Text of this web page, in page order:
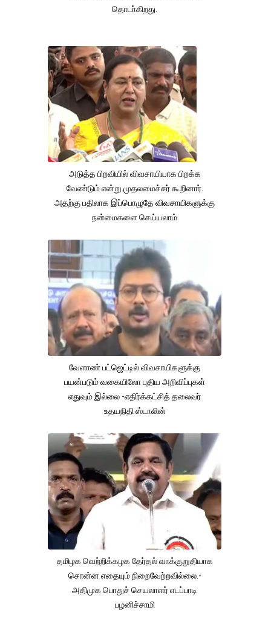
தொடா்கிறது.
அடுத்த பிறவியில் விவசாயியாக பிறக்க
வேண்டும் என்று முதலமைச்சர் கூறினார்.
அதற்கு பதிலாக இப்பொழுதே விவசாயிகளுக்கு
நன்மைகளை செய்யலாம்
வேளாண் பட்ஜெட்டில் விவசாயிகளுக்கு
பயன்படும் வகையிலோ புதிய அறிவிப்புகள்
எதுவும் இல்லை -எதிர்க்கட்சித் தலைவர்
உதயநிதி ஸ்டாலின்
தமிழக வெற்றிக்கழக தேர்தல் வாக்குறுதியாக
சொன்ன எதையும் நிறைவேற்றவில்லை.-
அதிமுக பொதுச் செயலாளர் எடப்பாடி
பழனிச்சாமி